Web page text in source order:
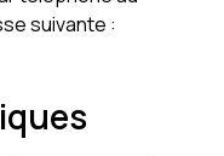
suivante :